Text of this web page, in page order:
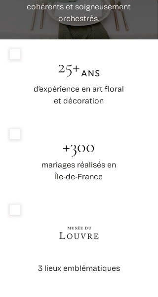
cohérents et soigneusement
orchestrés.
25+ANS
d’expérience en art floral
et décoration
+300
mariages réalisés en
Île-de-France
3 lieux emblématiques